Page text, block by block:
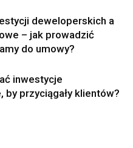
deweloperskich a
– jak prowadzić
do umowy?
inwestycje
by przyciągały klientów?